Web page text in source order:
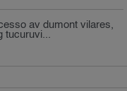
av dumont vilares,